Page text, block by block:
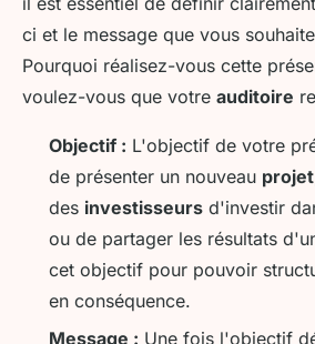
ci et le message que vous
Pourquoi réalisez-vous cette
voulez-vous que votre auditoire
Objectif : L'objectif de votre
de présenter un nouveau projet
des investisseurs d'investir
ou de partager les résultats
cet objectif pour pouvoir
en conséquence.
Message : Une fois l'objectif